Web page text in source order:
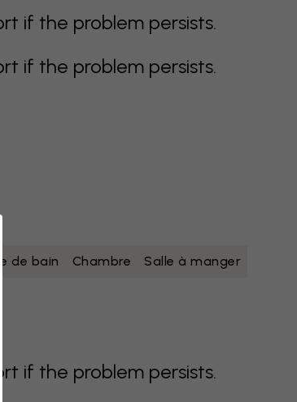
if the problem persists.
if the problem persists.
de bain Chambre Salle à manger
if the problem persists.